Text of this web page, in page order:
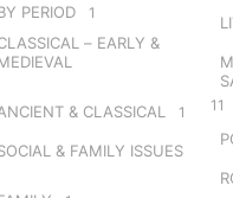
PERIOD 1
– EARLY &
& CLASSICAL 1
& FAMILY ISSUES
11